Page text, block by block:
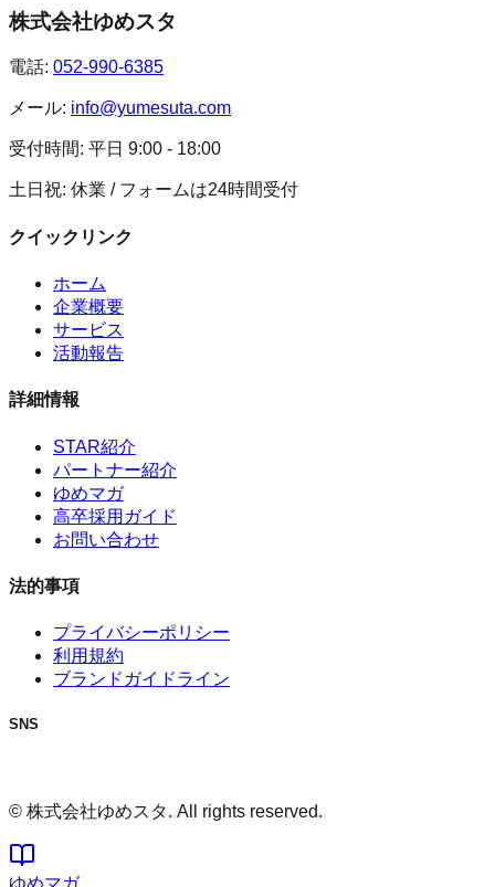
株式会社ゆめスタ
電話: 052-990-6385
メール: info@yumesuta.com
受付時間: 平日 9:00 - 18:00
土日祝: 休業 / フォームは24時間受付
クイックリンク
ホーム
企業概要
サービス
活動報告
詳細情報
STAR紹介
パートナー紹介
ゆめマガ
高卒採用ガイド
お問い合わせ
法的事項
プライバシーポリシー
利用規約
ブランドガイドライン
SNS
© 株式会社ゆめスタ. All rights reserved.